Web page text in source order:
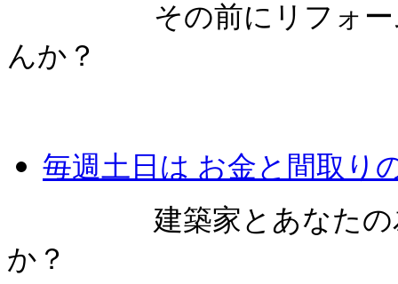
その前にリフォームも
んか？
毎週土日は お金と間取り
建築家とあなたの為の
か？